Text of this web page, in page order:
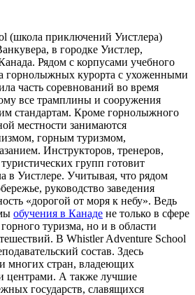
(школа приключений Уистлера)
в городке Уистлер,
Рядом с корпусами учебного
горнолыжных курорта с ухоженными
часть соревнований во время
все трамплины и сооружения
стандартам. Кроме горнолыжного
местности занимаются
горным туризмом,
Инструкторов, тренеров,
групп готовит
в Уистлере. Учитывая, что рядом
руководство заведения
«дорогой от моря к небу». Ведь
обучения в Канаде не только в сфере
туризма, но и в области
В Whistler Adventure School
состав. Здесь
многих стран, владеющих
А также лучшие
государств, славящихся